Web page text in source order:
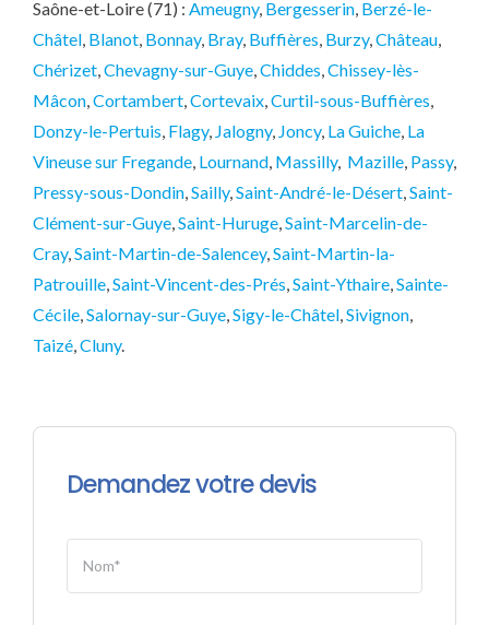
Saône-et-Loire (71) : Ameugny, Bergesserin, Berzé-le-
Châtel, Blanot, Bonnay, Bray, Buffières Burzy, Château,
Chérizet, Chevagny-sur-Guye, Chiddes Chissey-lès-
Mâcon, Cortambert, Cortevaix, Curtil-sous-Buffières
Donzy-le-Pertuis Flagy, Jalogny, Joncy, La Guiche, La
Vineuse sur Fregande, Lournand, Massilly, Mazille, Passy,
Pressy-sous-Dondin, Sailly, Saint-André-le-Désert, Saint-
Clément-sur-Guye, Saint-Huruge, Saint-Marcelin-de-
Cray, Saint-Martin-de-Salencey, Saint-Martin-la-
Patrouille, Saint-Vincent-des-Prés Saint-Ythaire, Sainte-
Cécile, Salornay-sur-Guye, Sigy-le-Châtel, Sivignon,
Taizé, Cluny.
Demandez votre devis